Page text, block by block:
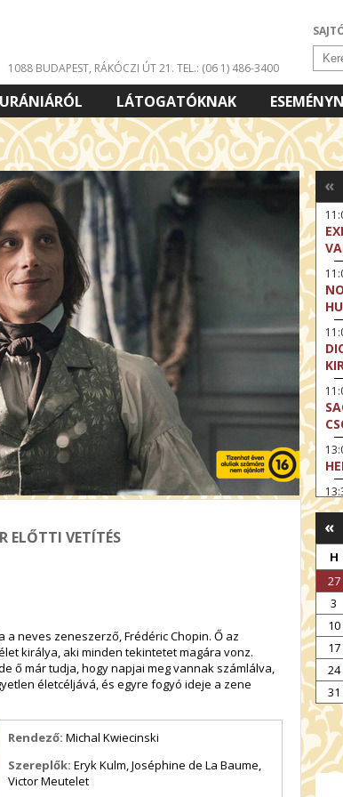
1088 BUDAPEST, RÁKÓCZI ÚT 21. TEL.: (06 1) 486-3400
LÁTOGATÓKNAK
ELŐTTI VETÍTÉS
neves zeneszerző, Frédéric Chopin. Ő az
királya, aki minden tekintetet magára vonz.
ő már tudja, hogy napjai meg vannak számlálva,
életcéljává, és egyre fogyó ideje a zene
Rendező: Michal Kwiecinski
Szereplők: Eryk Kulm, Joséphine de La Baume,
Victor Meutelet
«
A
«
H
27
3
10
17
24
31